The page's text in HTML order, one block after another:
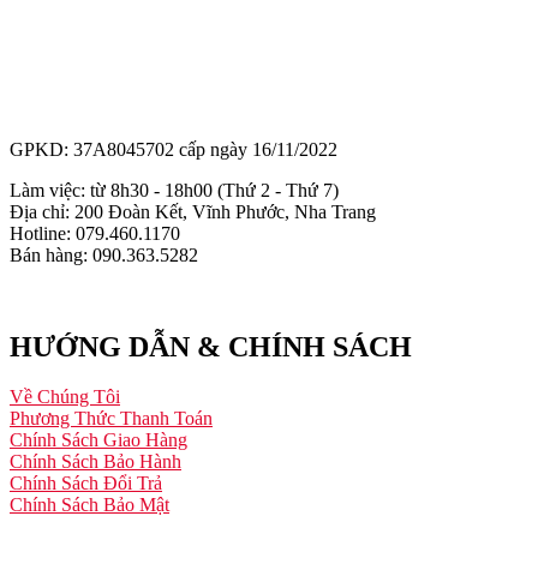
GPKD: 37A8045702 cấp ngày 16/11/2022
Làm việc: từ 8h30 - 18h00 (Thứ 2 - Thứ 7)
Địa chỉ: 200 Đoàn Kết, Vĩnh Phước, Nha Trang
Hotline: 079.460.1170
Bán hàng: 090.363.5282
HƯỚNG DẪN & CHÍNH SÁCH
Về Chúng Tôi
Phương Thức Thanh Toán
Chính Sách Giao Hàng
Chính Sách Bảo Hành
Chính Sách Đổi Trả
Chính Sách Bảo Mật